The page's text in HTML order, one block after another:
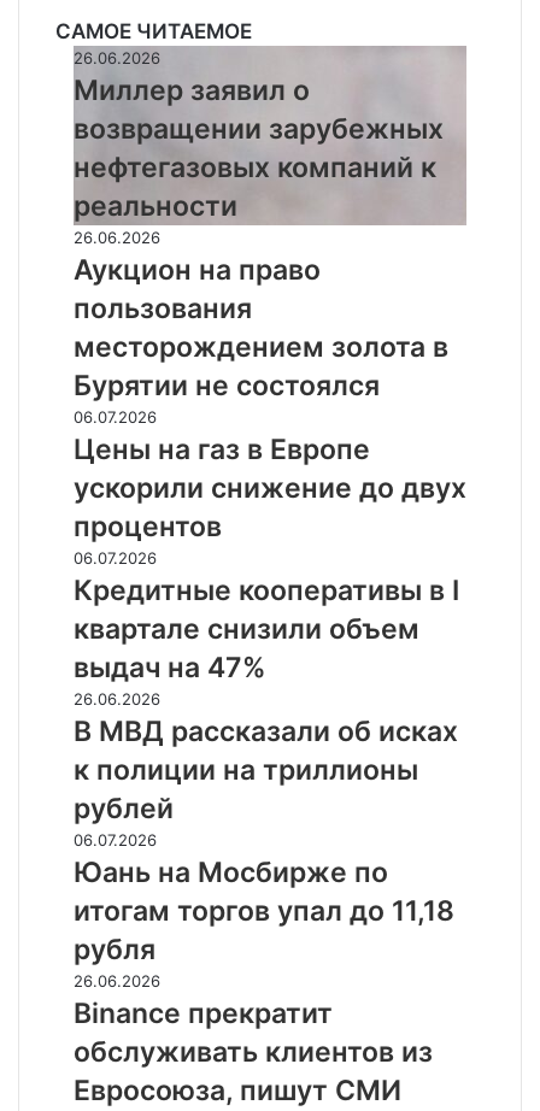
САМОЕ ЧИТАЕМОЕ
Миллер
заявил
возвращении
зарубежных
нефтегазовых
компаний
к
реальности
26.06.2026
Миллер заявил о
возвращении зарубежных
нефтегазовых компаний к
реальности
Аукцион
на
право
пользования
месторождением
золота
в
Бурятии
не
состоялся
26.06.2026
Аукцион на право
пользования
месторождением золота в
Бурятии не состоялся
Цены
на
газ
в
Европе
ускорили
снижение
до
двух
процентов
06.07.2026
Цены на газ в Европе
ускорили снижение до двух
процентов
Кредитные
кооперативы
квартале
снизили
объем
выдач
на
47%
06.07.2026
Кредитные кооперативы в I
квартале снизили объем
выдач на 47%
В
МВД
рассказали
об
исках
к
полиции
на
триллионы
рублей
26.06.2026
В МВД рассказали об исках
к полиции на триллионы
рублей
Юань
на
Мосбирже
по
итогам
торгов
упал
до
11,18
рубля
06.07.2026
Юань на Мосбирже по
итогам торгов упал до 11,18
рубля
Binance
прекратит
обслуживать
клиентов
из
Евросоюза,
26.06.2026
Binance прекратит
обслуживать клиентов из
Евросоюза, пишут СМИ